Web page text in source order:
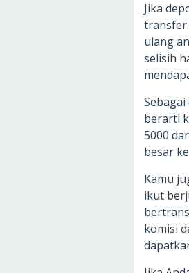
Jika
transfer
ulang
selisih
berarti
5000
besar
Kamu
ikut
komisi